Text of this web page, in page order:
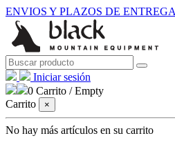
ENVIOS Y PLAZOS DE ENTREGA
Iniciar sesión
0 Carrito /Empty
Carrito
×
No hay más artículos en su carrito